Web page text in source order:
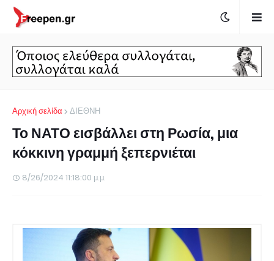
Αρχική σελίδα ΔΙΕΘΝΗ
Το ΝΑΤΟ εισβάλλει στη Ρωσία, μια
κόκκινη γραμμή ξεπερνιέται
8/26/2024 11:18:00 μ.μ.